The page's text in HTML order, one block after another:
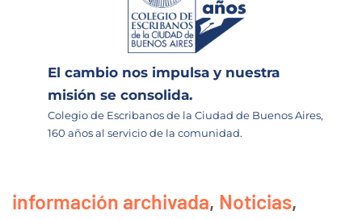
El cambio nos impulsa y nuestra
misión se consolida.
Colegio de Escribanos de la Ciudad de Buenos Aires,
160 años al servicio de la comunidad.
información archivada, Noticias,